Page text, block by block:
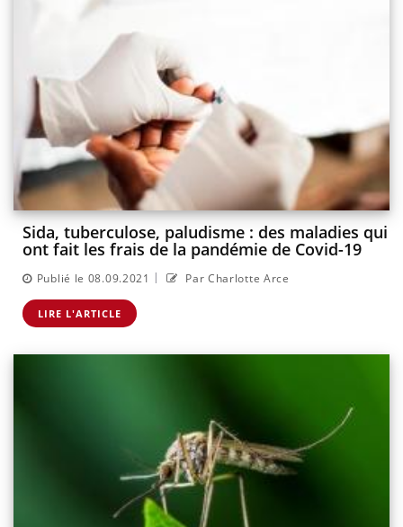
Sida, tuberculose, paludisme : des maladies qui
ont fait les frais de la pandémie de Covid-19
Publié le 08.09.2021 | Par Charlotte Arce
LIRE L'ARTICLE